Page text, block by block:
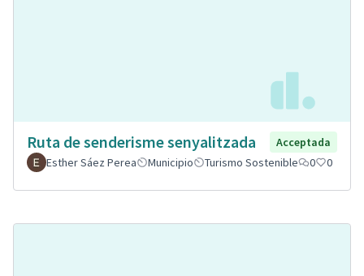
Ruta de senderisme senyalitzada
Acceptada
Esther Sáez Perea
Municipio Turismo Sostenible 0 0